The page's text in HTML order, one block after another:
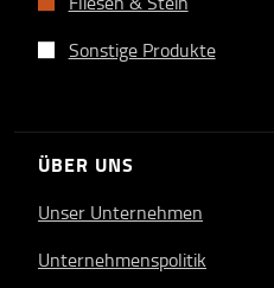
Sonstige Produkte
ÜBER UNS
Unser Unternehmen
Unternehmenspolitik